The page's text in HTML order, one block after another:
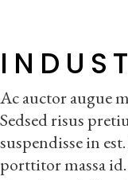
Ac auctor augue
Sedsed risus
suspendisse in
porttitor massa